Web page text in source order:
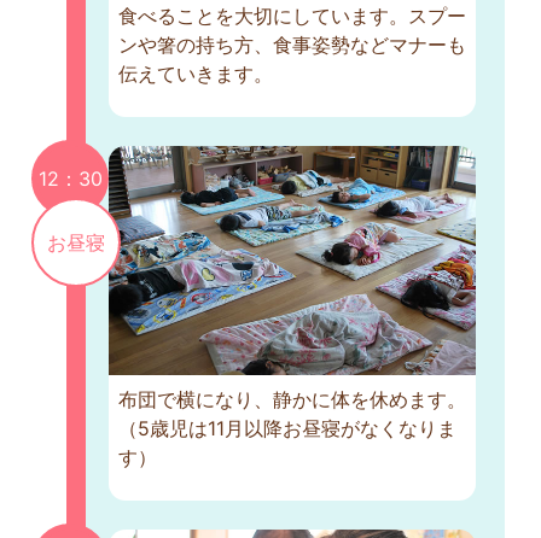
食べることを大切にしています。スプー
ンや箸の持ち方、食事姿勢などマナーも
伝えていきます。
12：30
お昼寝
布団で横になり、静かに体を休めます。
（5歳児は11月以降お昼寝がなくなりま
す）